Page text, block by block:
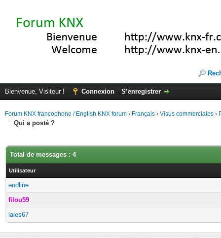
Bienvenue, Visiteur ! Connexion S’enregistrer
Forum KNX francophone / English KNX forum › Français › Visus commerciales ›
Qui a posté ?
Total de messages : 4
Utilisateur
endline
filou59
lales67